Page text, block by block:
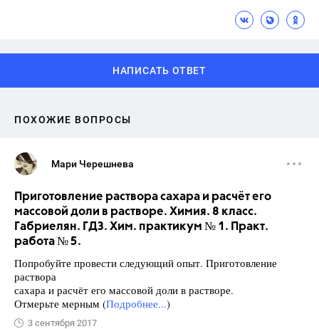
НАПИСАТЬ ОТВЕТ
ПОХОЖИЕ ВОПРОСЫ
Мари Черешнева
Приготовление раствора сахара и расчёт его
массовой доли в растворе. Химия. 8 класс.
Габриелян. ГДЗ. Хим. практикум № 1. Практ.
работа № 5.
Попробуйте провести следующий опыт. Приготовление
раствора
сахара и расчёт его массовой доли в растворе.
Отмерьте мерным (Подробнее...)
3 сентября 2017